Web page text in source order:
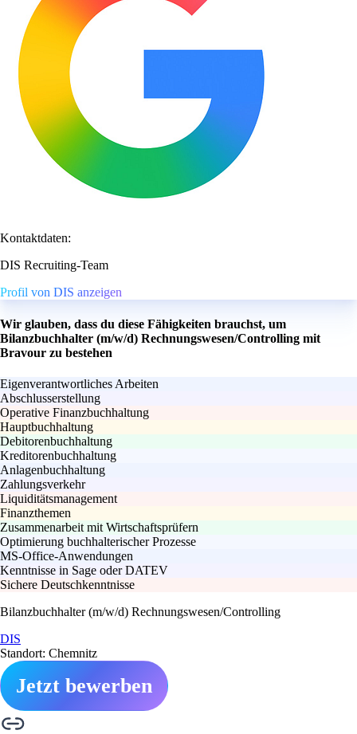
Kontaktdaten:
DIS Recruiting-Team
Profil von DIS anzeigen
Wir glauben, dass du diese Fähigkeiten brauchst, um
Bilanzbuchhalter (m/w/d) Rechnungswesen/Controlling mit
Bravour zu bestehen
Eigenverantwortliches Arbeiten
Abschlusserstellung
Operative Finanzbuchhaltung
Hauptbuchhaltung
Debitorenbuchhaltung
Kreditorenbuchhaltung
Anlagenbuchhaltung
Zahlungsverkehr
Liquiditätsmanagement
Finanzthemen
Zusammenarbeit mit Wirtschaftsprüfern
Optimierung buchhalterischer Prozesse
MS-Office-Anwendungen
Kenntnisse in Sage oder DATEV
Sichere Deutschkenntnisse
Bilanzbuchhalter (m/w/d) Rechnungswesen/Controlling
DIS
Standort: Chemnitz
Jetzt bewerben